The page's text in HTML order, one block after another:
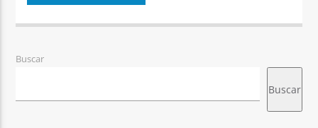
Buscar
Buscar